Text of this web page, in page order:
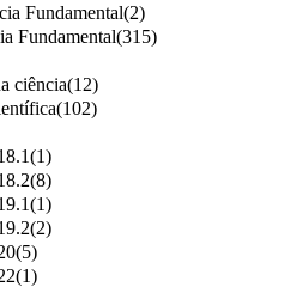
Fundamental(2)
Fundamental(315)
ciência(12)
(102)
(1)
(8)
(1)
(2)
(5)
(1)